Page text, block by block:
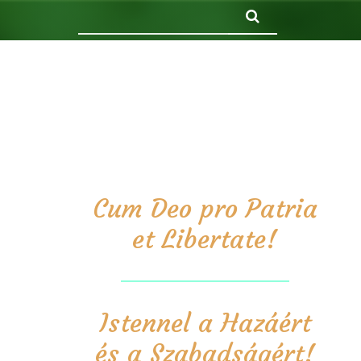
Cum Deo pro Patria
et Libertate!
Istennel a Hazáért
és a Szabadságért!